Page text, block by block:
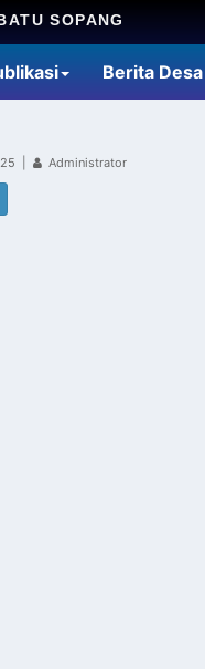
SOPANG
Berita Desa
| Administrator